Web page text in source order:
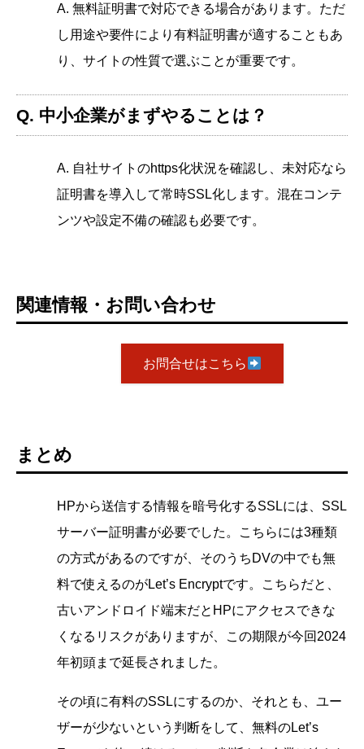
A. 無料証明書で対応できる場合があります。ただ
し用途や要件により有料証明書が適することもあ
り、サイトの性質で選ぶことが重要です。
Q. 中小企業がまずやることは？
A. 自社サイトのhttps化状況を確認し、未対応なら
証明書を導入して常時SSL化します。混在コンテ
ンツや設定不備の確認も必要です。
関連情報・お問い合わせ
お問合せはこちら
まとめ
HPから送信する情報を暗号化するSSLには、SSL
サーバー証明書が必要でした。こちらには3種類
の方式があるのですが、そのうちDVの中でも無
料で使えるのがLet’s Encryptです。こちらだと、
古いアンドロイド端末だとHPにアクセスできな
くなるリスクがありますが、この期限が今回2024
年初頭まで延長されました。
その頃に有料のSSLにするのか、それとも、ユー
ザーが少ないという判断をして、無料のLet’s